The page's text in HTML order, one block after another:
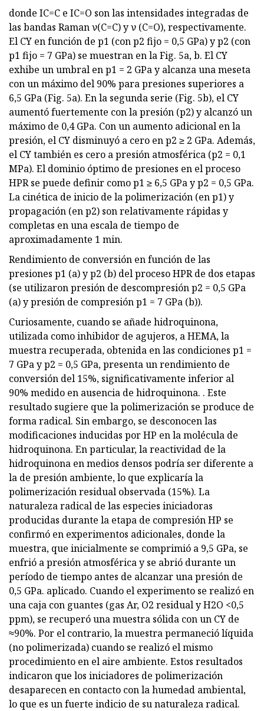
donde IC=C e IC=O son las intensidades integradas de
las bandas Raman ν(C=C) y ν (C=O), respectivamente.
El CY en función de p1 (con p2 fijo = 0,5 GPa) y p2 (con
p1 fijo = 7 GPa) se muestran en la Fig. 5a, b. El CY
exhibe un umbral en p1 = 2 GPa y alcanza una meseta
con un máximo del 90% para presiones superiores a
6,5 ​​GPa (Fig. 5a). En la segunda serie (Fig. 5b), el CY
aumentó fuertemente con la presión (p2) y alcanzó un
máximo de 0,4 GPa. Con un aumento adicional en la
presión, el CY disminuyó a cero en p2 ≥ 2 GPa. Además,
el CY también es cero a presión atmosférica (p2 = 0,1
MPa). El dominio óptimo de presiones en el proceso
HPR se puede definir como p1 ≥ 6,5 GPa y p2 = 0,5 GPa.
La cinética de inicio de la polimerización (en p1) y
propagación (en p2) son relativamente rápidas y
completas en una escala de tiempo de
aproximadamente 1 min.
Rendimiento de conversión en función de las
presiones p1 (a) y p2 (b) del proceso HPR de dos etapas
(se utilizaron presión de descompresión p2 = 0,5 GPa
(a) y presión de compresión p1 = 7 GPa (b)).
Curiosamente, cuando se añade hidroquinona,
utilizada como inhibidor de agujeros, a HEMA, la
muestra recuperada, obtenida en las condiciones p1 =
7 GPa y p2 = 0,5 GPa, presenta un rendimiento de
conversión del 15%, significativamente inferior al
90% medido en ausencia de hidroquinona. . Este
resultado sugiere que la polimerización se produce de
forma radical. Sin embargo, se desconocen las
modificaciones inducidas por HP en la molécula de
hidroquinona. En particular, la reactividad de la
hidroquinona en medios densos podría ser diferente a
la de presión ambiente, lo que explicaría la
polimerización residual observada (15%). La
naturaleza radical de las especies iniciadoras
producidas durante la etapa de compresión HP se
confirmó en experimentos adicionales, donde la
muestra, que inicialmente se comprimió a 9,5 GPa, se
enfrió a presión atmosférica y se abrió durante un
período de tiempo antes de alcanzar una presión de
0,5 GPa. aplicado. Cuando el experimento se realizó en
una caja con guantes (gas Ar, O2 residual y H2O <0,5
ppm), se recuperó una muestra sólida con un CY de
≈90%. Por el contrario, la muestra permaneció líquida
(no polimerizada) cuando se realizó el mismo
procedimiento en el aire ambiente. Estos resultados
indicaron que los iniciadores de polimerización
desaparecen en contacto con la humedad ambiental,
lo que es un fuerte indicio de su naturaleza radical.